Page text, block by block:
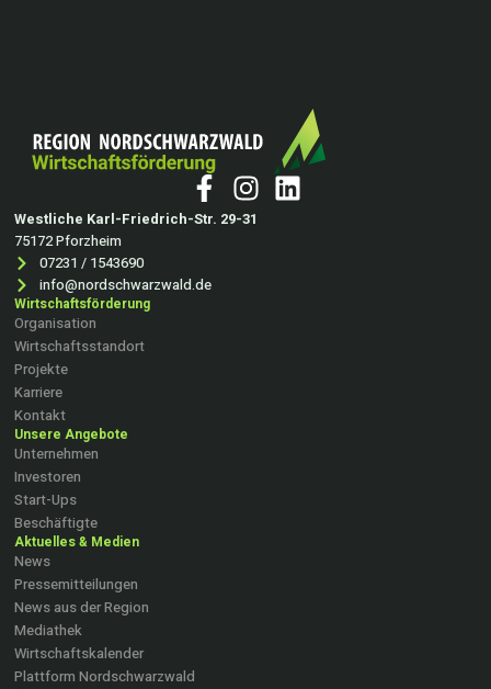
Westliche Karl-Friedrich-Str. 29-31
75172 Pforzheim
07231 / 1543690
info@nordschwarzwald.de
Wirtschaftsförderung
Organisation
Wirtschaftsstandort
Projekte
Karriere
Kontakt
Unsere Angebote
Unternehmen
Investoren
Start-Ups
Beschäftigte
Aktuelles & Medien
News
Pressemitteilungen
News aus der Region
Mediathek
Wirtschaftskalender
Plattform Nordschwarzwald